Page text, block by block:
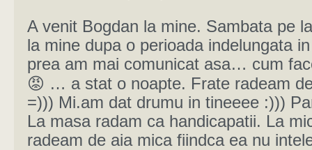
A venit Bogdan la mine. Sambata pe
la mine dupa o perioada indelungata
prea am mai comunicat asa… cum
😡 … a stat o noapte. Frate radeam
=))) Mi.am dat drumu in tineeee :)))
La masa radam ca handicapatii. La
radeam de aia mica fiindca ea nu